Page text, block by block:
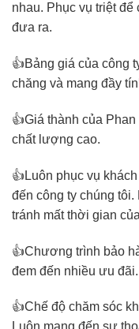
nhau. Phục vụ triệt để
đưa ra.
👍Bảng giá của công
chăng và mang đầy
👍Giá thành của
chất lượng cao.
👍Luôn phục vụ
đến công ty chúng
tránh mất thời gian
👍Chương trình bảo
đem đến nhiều ưu đãi.
👍Chế độ chăm sóc